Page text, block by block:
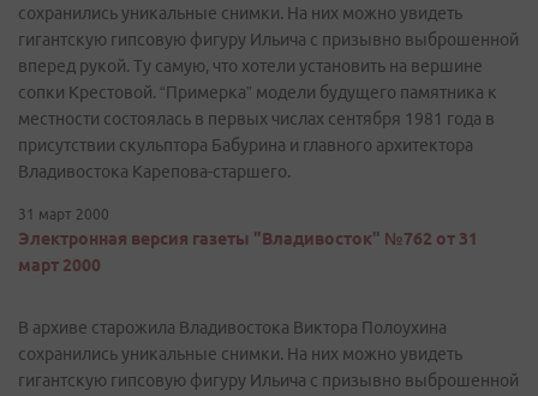
сохранились уникальные снимки. На них можно увидеть
гигантскую гипсовую фигуру Ильича с призывно выброшенной
вперед рукой. Ту самую, что хотели установить на вершине
сопки Крестовой. “Примерка” модели будущего памятника к
местности состоялась в первых числах сентября 1981 года в
присутствии скульптора Бабурина и главного архитектора
Владивостока Карепова-старшего.
31 март 2000
Электронная версия газеты "Владивосток" №762 от 31
март 2000
В архиве старожила Владивостока Виктора Полоухина
сохранились уникальные снимки. На них можно увидеть
гигантскую гипсовую фигуру Ильича с призывно выброшенной